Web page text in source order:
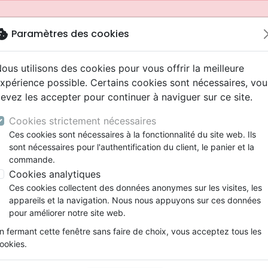
Nouveautés
Testaments
Etude biblique
Segond
Darby
Bandes dessinées
Souffrance, Relation d'aide
Ethique, société, politique
ans
Adolescents, jeunes
Latino, Folk
Soul
Rap, Hip-hop
Louange, Adoration
Pop, Rock
animés
conférences
Films, fiction
Jeux
Papeterie
depuis votre pays (United States).
Paramètres des cookies
utilisons des cookies pour vous offrir la meilleure
possible. Certains cookies sont nécessaires,
les accepter pour continuer à naviguer sur ce site.
Cookies strictement nécessaires
Ces cookies sont nécessaires à la fonctionnalité du site web. Ils
sont nécessaires pour l'authentification du client, le panier et la
commande.
Cookies analytiques
Ces cookies collectent des données anonymes sur les visites, les
appareils et la navigation. Nous nous appuyons sur ces données
pour améliorer notre site web.
fermant cette fenêtre sans faire de choix, vous acceptez tous les